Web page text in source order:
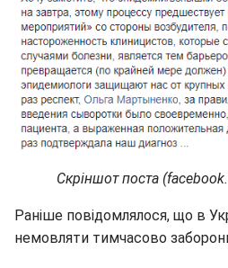
Скріншот поста
Раніше повідомлялося, що в
немовляти тимчасово